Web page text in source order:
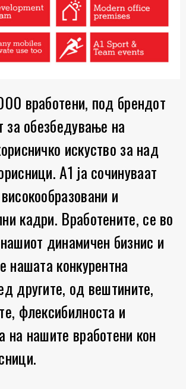
вработени, под брендот
за обезбедување на
искуство за над
А1 ја сочинуваат
и
кадри. Вработените, се во
динамичен бизнис и
нашата конкурентна
другите, од вештините,
флексибилноста и
на нашите вработени кон